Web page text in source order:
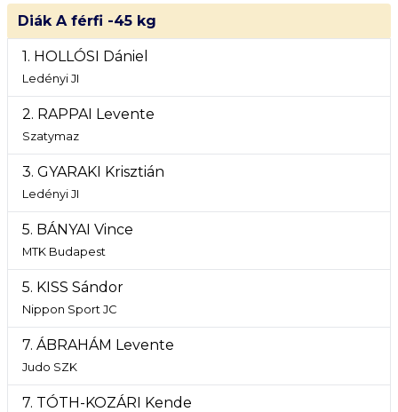
Diák A férfi -45 kg
1. HOLLÓSI Dániel
Ledényi JI
2. RAPPAI Levente
Szatymaz
3. GYARAKI Krisztián
Ledényi JI
5. BÁNYAI Vince
MTK Budapest
5. KISS Sándor
Nippon Sport JC
7. ÁBRAHÁM Levente
Judo SZK
7. TÓTH-KOZÁRI Kende